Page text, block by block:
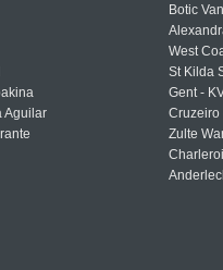
Aguilar
Botic
West
St Kilda
Gent -
Cruzeiro
Zulte